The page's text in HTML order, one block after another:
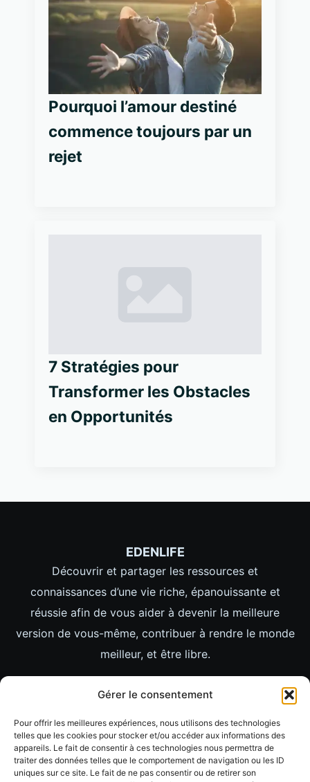
Gérer le consentement
Pour offrir les meilleures expériences, nous utilisons des technologies
telles que les cookies pour stocker et/ou accéder aux informations des
appareils. Le fait de consentir à ces technologies nous permettra de
traiter des données telles que le comportement de navigation ou les ID
uniques sur ce site. Le fait de ne pas consentir ou de retirer son
Pourquoi l’amour destiné
commence toujours par un
rejet
7 Stratégies pour
Transformer les Obstacles
en Opportunités
EDENLIFE
Découvrir et partager les ressources et
connaissances d’une vie riche, épanouissante et
réussie afin de vous aider à devenir la meilleure
version de vous-même, contribuer à rendre le monde
meilleur, et être libre.
LIFESTYLE
MINDSET